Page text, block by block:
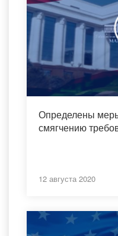
Определены
смягчению
12 августа 2020